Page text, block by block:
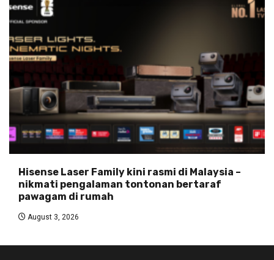
Hisense Laser Family kini rasmi di Malaysia –
nikmati pengalaman tontonan bertaraf
pawagam di rumah
August 3, 2026